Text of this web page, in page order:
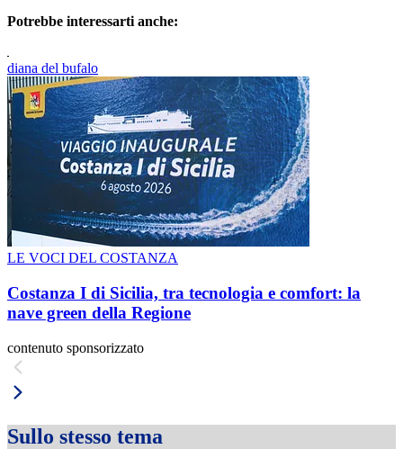
Potrebbe interessarti anche:
diana del bufalo
LE VOCI DEL COSTANZA
Costanza I di Sicilia, tra tecnologia e comfort: la
nave green della Regione
contenuto sponsorizzato
Sullo stesso tema